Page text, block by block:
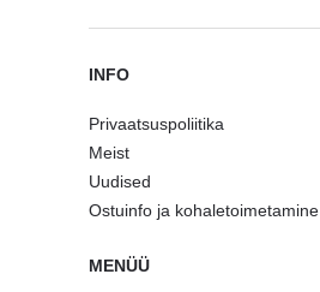
INFO
Privaatsuspoliitika
Meist
Uudised
Ostuinfo ja kohaletoimetamine
MENÜÜ